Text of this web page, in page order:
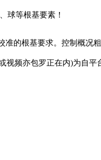
球等根基要素！
根基要求。控制概况
频亦包罗正在内)为自